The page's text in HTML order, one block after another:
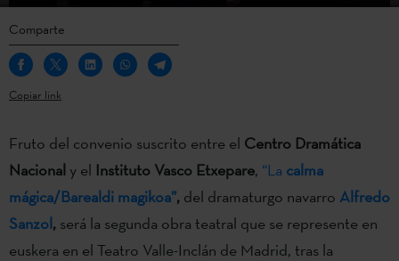
Comparte
Copiar link
Fruto del convenio suscrito entre el Centro Dramática
Nacional y el Instituto Vasco Etxepare, “La calma
mágica/Barealdi magikoa”, del dramaturgo navarro Alfredo
Sanzol, será la segunda obra teatral que se represente en
euskera en el Teatro Valle-Inclán de Madrid, tras la